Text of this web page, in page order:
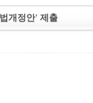
개정안' 제출